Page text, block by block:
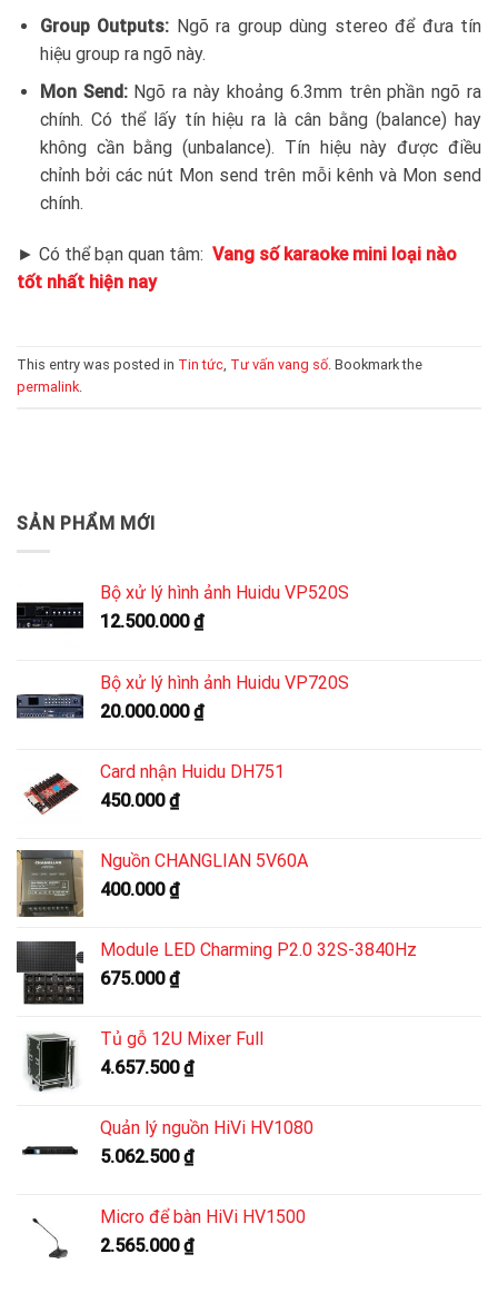
Group Outputs: Ngõ ra group dùng stereo để đưa tín
hiệu group ra ngõ này.
Mon Send:Ngõ ra này khoảng 6.3mm trên phần ngõ ra
chính. Có thể lấy tín hiệu ra là cân bằng (balance) hay
không cần bằng (unbalance). Tín hiệu này được điều
chỉnh bởi các nút Mon send trên mỗi kênh và Mon send
chính.
► Có thể bạn quan tâm: Vang số karaoke mini loại nào
tốt nhất hiện nay
This entry was posted in Tin tức, Tư vấn vang số. Bookmark the
permalink.
SẢN PHẨM MỚI
Bộ xử lý hình ảnh Huidu VP520S
12.500.000₫
Bộ xử lý hình ảnh Huidu VP720S
20.000.000₫
Card nhận Huidu DH751
450.000₫
Nguồn CHANGLIAN 5V60A
400.000₫
Module LED Charming P2.0 32S-3840Hz
675.000₫
Tủ gỗ 12U Mixer Full
4.657.500₫
Quản lý nguồn HiVi HV1080
5.062.500₫
Micro để bàn HiVi HV1500
2.565.000₫